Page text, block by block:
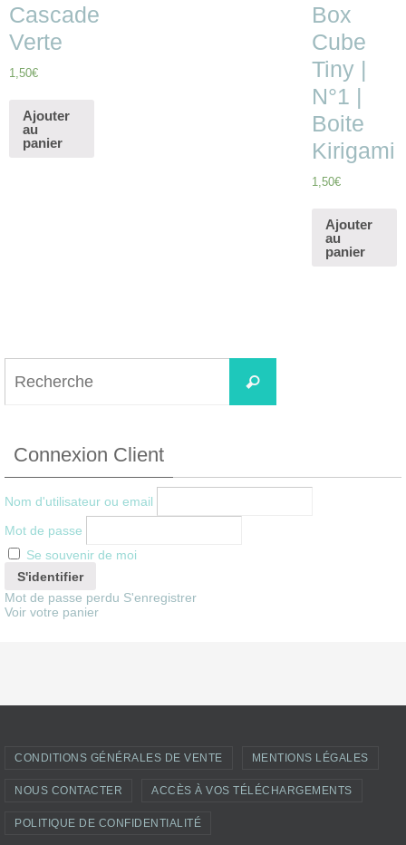
Cascade
Verte
1,50€
Ajouter
au
panier
Box
Cube
Tiny |
N°1 |
Boite
Kirigami
1,50€
Ajouter
au
panier
Recherche
Connexion Client
Nom d'utilisateur ou email
Mot de passe
Se souvenir de moi
Mot de passe perdu S'enregistrer
Voir votre panier
CONDITIONS GÉNÉRALES DE VENTE MENTIONS LÉGALES
NOUS CONTACTER ACCÈS À VOS TÉLÉCHARGEMENTS
POLITIQUE DE CONFIDENTIALITÉ